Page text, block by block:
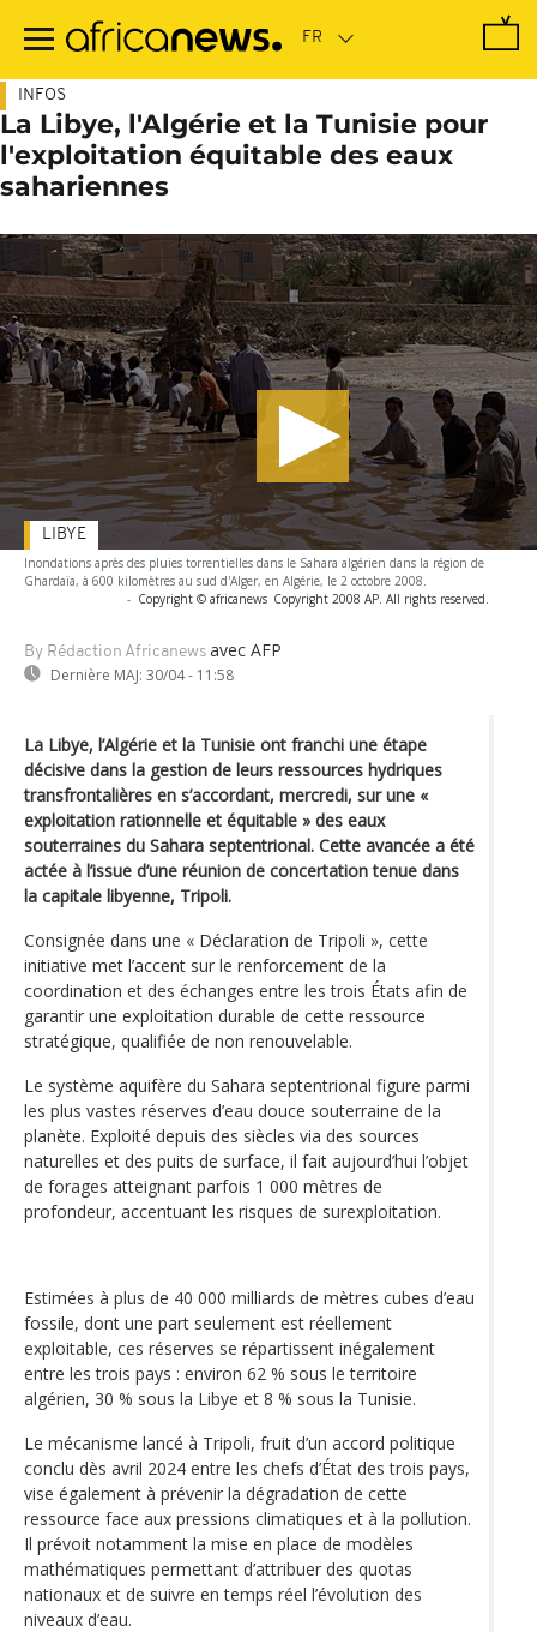
contenu
INFOS
La Libye, l'Algérie et la Tunisie pour
l'exploitation équitable des eaux
sahariennes
Inondations après des pluies torrentielles dans le Sahara algérien dans la région de
Ghardaïa, à 600 kilomètres au sud d'Alger, en Algérie, le 2 octobre 2008.
- Copyright © africanews Copyright 2008 AP. All rights reserved.
By Rédaction Africanews avec AFP
Dernière MAJ: 30/04 - 11:58
LIBYE
La Libye, l’Algérie et la Tunisie ont franchi une étape
décisive dans la gestion de leurs ressources hydriques
transfrontalières en s’accordant, mercredi, sur une «
exploitation rationnelle et équitable » des eaux
souterraines du Sahara septentrional. Cette avancée a été
actée à l’issue d’une réunion de concertation tenue dans
la capitale libyenne, Tripoli.
Consignée dans une « Déclaration de Tripoli », cette
initiative met l’accent sur le renforcement de la
coordination et des échanges entre les trois États afin de
garantir une exploitation durable de cette ressource
stratégique, qualifiée de non renouvelable.
Le système aquifère du Sahara septentrional figure parmi
les plus vastes réserves d’eau douce souterraine de la
planète. Exploité depuis des siècles via des sources
naturelles et des puits de surface, il fait aujourd’hui l’objet
de forages atteignant parfois 1 000 mètres de
profondeur, accentuant les risques de surexploitation.
Estimées à plus de 40 000 milliards de mètres cubes d’eau
fossile, dont une part seulement est réellement
exploitable, ces réserves se répartissent inégalement
entre les trois pays : environ 62 % sous le territoire
algérien, 30 % sous la Libye et 8 % sous la Tunisie.
Le mécanisme lancé à Tripoli, fruit d’un accord politique
conclu dès avril 2024 entre les chefs d’État des trois pays,
vise également à prévenir la dégradation de cette
ressource face aux pressions climatiques et à la pollution.
Il prévoit notamment la mise en place de modèles
mathématiques permettant d’attribuer des quotas
nationaux et de suivre en temps réel l’évolution des
niveaux d’eau.